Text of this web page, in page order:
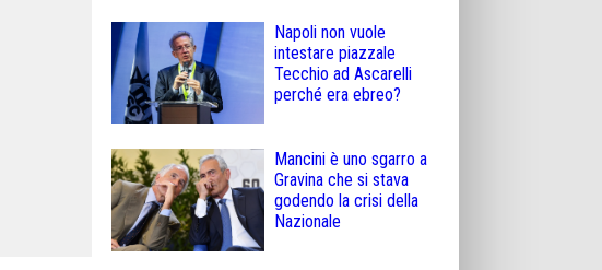
Napoli non vuole
intestare piazzale
Tecchio ad Ascarelli
perché era ebreo?
Mancini è uno sgarro a
Gravina che si stava
godendo la crisi della
Nazionale